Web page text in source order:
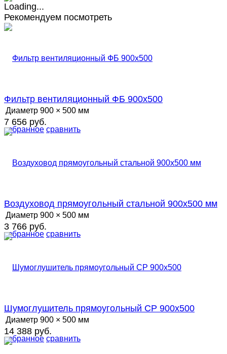
Рекомендуем посмотреть
избранное сравнить
Фильтр вентиляционный ФБ 900х500
Диаметр 900 × 500 мм
7 656 руб.
избранное сравнить
Воздуховод прямоугольный стальной 900х500 мм
Диаметр 900 × 500 мм
3 766 руб.
избранное сравнить
Шумоглушитель прямоугольный СР 900х500
Диаметр 900 × 500 мм
14 388 руб.